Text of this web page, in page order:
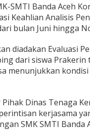
SMTI Banda Aceh
Keahlian Analisis
bulan Juni hingga
diadakan Evaluasi
dari siswa Prakerin
menunjukkan
Dinas Tenaga
kerjasama
SMK SMTI Banda